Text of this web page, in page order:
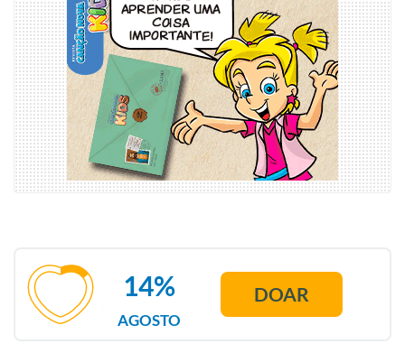
AGOSTO
14% DOAR